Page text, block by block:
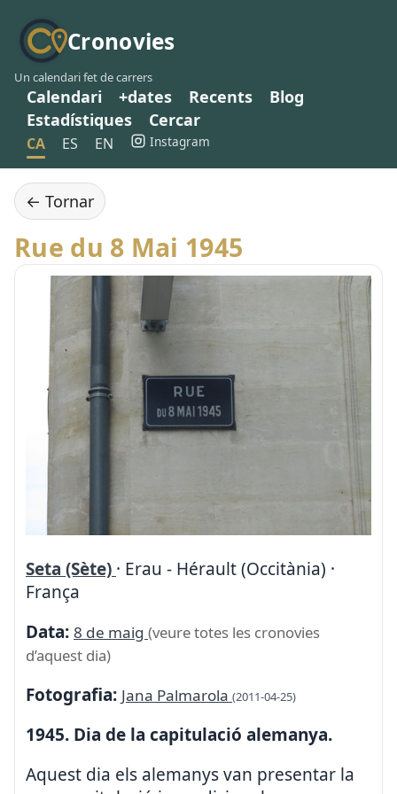
Cronovies
Un calendari fet de carrers
Calendari +dates Recents
Blog
Estadístiques
Cercar
CA ES EN Instagram
← Tornar
Rue du 8 Mai 1945
Seta (Sète) · Erau - Hérault (Occitània) ·
França
Data: 8 de maig (veure totes les cronovies
d’aquest dia)
Fotografia: Jana Palmarola (2011-04-25)
1945. Dia de la capitulació alemanya.
Aquest dia els alemanys van presentar la